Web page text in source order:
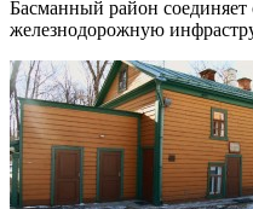
Басманный район соединяет
железнодорожную